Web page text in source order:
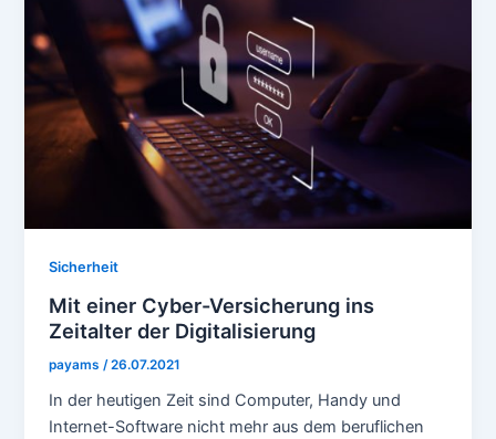
Sicherheit
Mit einer Cyber-Versicherung ins
Zeitalter der Digitalisierung
payams /26.07.2021
In der heutigen Zeit sind Computer, Handy und
Internet-Software nicht mehr aus dem beruflichen